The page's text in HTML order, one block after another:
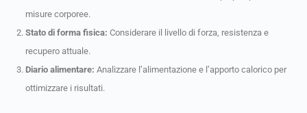
misure corporee.
Stato di forma fisica: Considerare il livello di forza, resistenza e
recupero attuale.
Diario alimentare: Analizzare l’alimentazione e l’apporto calorico per
ottimizzare i risultati.